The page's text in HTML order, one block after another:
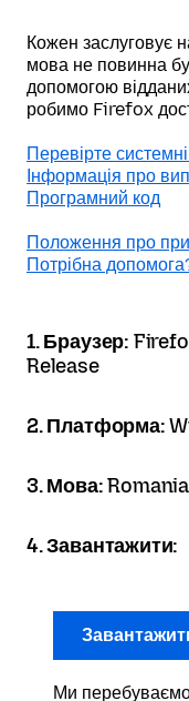
Кожен заслуговує
мова не повинна
допомогою
робимо Firefox
Перевірте
Інформація про
Програмний код
Положення про
Потрібна
1. Браузер:
Release
2. Платформа:
3. Мова:
4. Завантажити:
Ми перебуваємо